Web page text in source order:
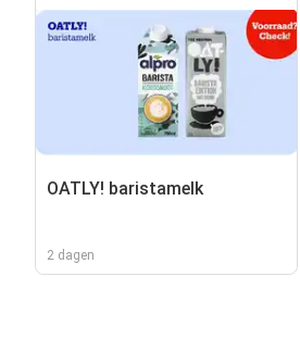
OATLY! baristamelk
2 dagen